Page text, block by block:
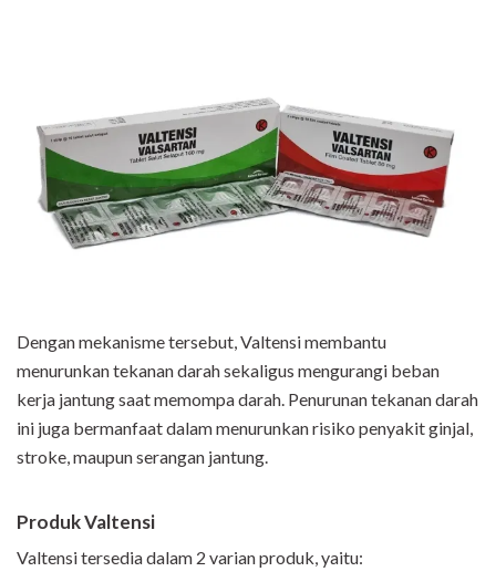
Dengan mekanisme tersebut, Valtensi membantu
menurunkan tekanan darah sekaligus mengurangi beban
kerja jantung saat memompa darah. Penurunan tekanan darah
ini juga bermanfaat dalam menurunkan risiko penyakit ginjal,
stroke, maupun serangan jantung.
Produk Valtensi
Valtensi tersedia dalam 2 varian produk, yaitu: